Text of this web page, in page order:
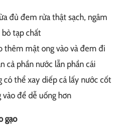
đủ đem rửa thật sạch, ngâm
tạp chất
thêm mật ong vào và đem đi
cả phần nước lẫn phần cái
có thể xay diếp cá lấy nước cốt
để dễ uống hơn
gạo